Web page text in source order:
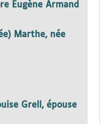
Eugène Armand
Marthe, née
Grell, épouse